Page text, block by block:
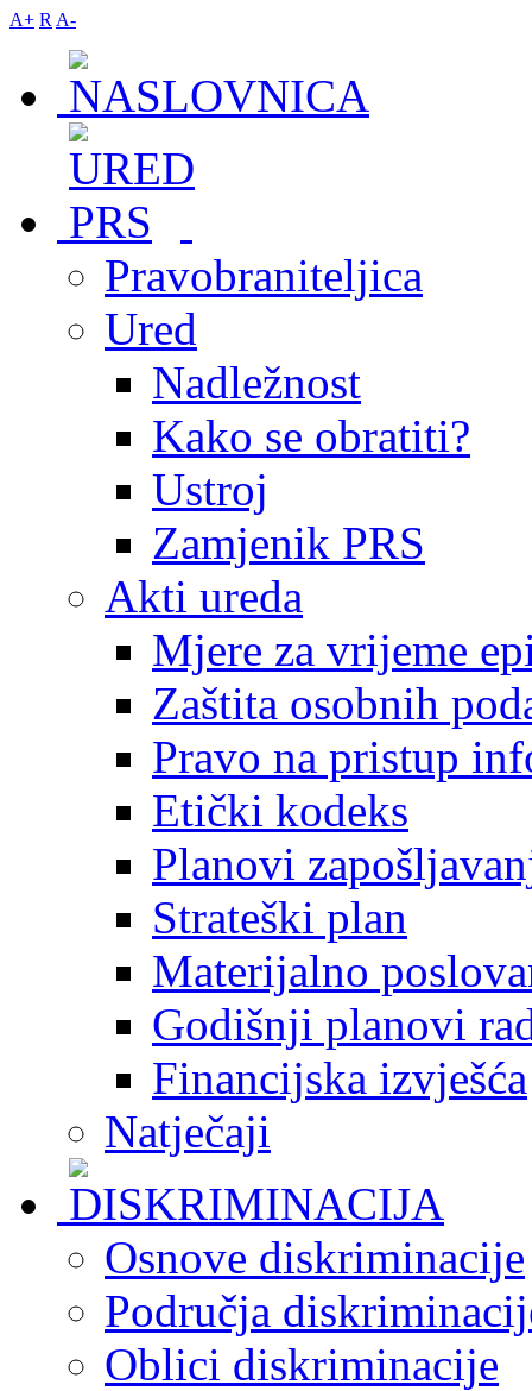
A+ R A-
Pravobraniteljica
Ured
Nadležnost
Kako se obratiti?
Ustroj
Zamjenik PRS
Akti ureda
Mjere za vrijeme
Zaštita osobnih
Pravo na pristup
Etički kodeks
Planovi
Strateški plan
Materijalno
Godišnji planovi
Financijska izvješća
Natječaji
Osnove diskriminacije
Područja
Oblici diskriminacije